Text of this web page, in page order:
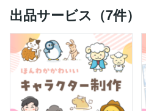
● 得意なこと
人物や動物を可愛くお描きす
デザイン、配色のご提案（色
あり）
キャラクター制作
● 主な実績
【明石市立あおぞら園様】幼
ラクター制作
出品サービス（7件）